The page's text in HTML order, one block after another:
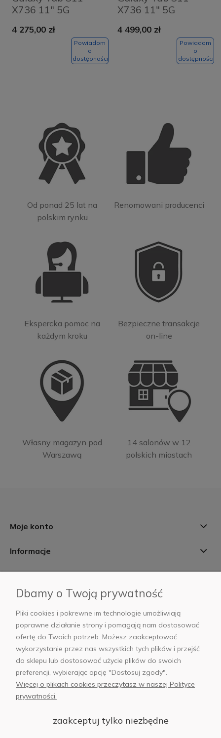
X736 11" 5G
Silver
4 275,00 zł
Powiadom
o
dostępności
X736 11" 5G
Grey
4 499,00 zł
Powiadom
o
dostępności
Od ponad 25 lat na
polskim rynku
Renomowani producenci
Ekspercka pomoc na
każdym kroku
Bezpieczne transakcje
on-line
Własny magazyn pod
Warszawą
14 salonów w 12
polskich miastach
Moje konto
Informacje
AB Foto
sklep@abfoto.pl
+48 797 971 275
Dbamy o Twoją prywatność
Pliki cookies i pokrewne im technologie umożliwiają
poprawne działanie strony i pomagają nam dostosować
ofertę do Twoich potrzeb. Możesz zaakceptować
wykorzystanie przez nas wszystkich tych plików i przejść
do sklepu lub dostosować użycie plików do swoich
preferencji, wybierając opcję "Dostosuj zgody".
Więcej o plikach cookies przeczytasz w naszej Polityce
prywatności.
zaakceptuj tylko niezbędne